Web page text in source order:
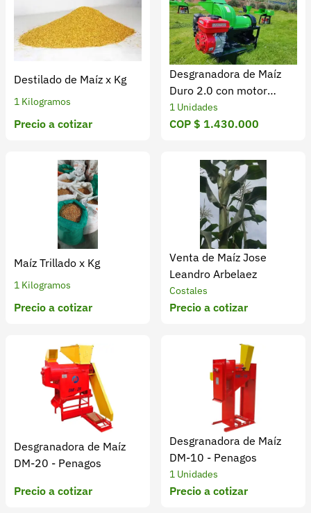
Destilado de Maíz x Kg
1 Kilogramos
Precio a cotizar
Desgranadora de Maíz
Duro 2.0 con motor
gasolina 7 HP para
poscosecha de maíz
1 Unidades
COP $ 1.430.000
Maíz Trillado x Kg
1 Kilogramos
Precio a cotizar
Venta de Maíz Jose
Leandro Arbelaez
Costales
Precio a cotizar
Desgranadora de Maíz
DM-20 - Penagos
Precio a cotizar
Desgranadora de Maíz
DM-10 - Penagos
1 Unidades
Precio a cotizar